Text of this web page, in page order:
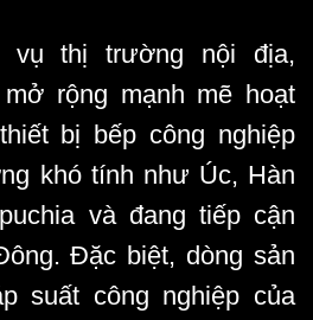
vụ thị trường nội địa,
mở rộng mạnh mẽ hoạt
thiết bị bếp công nghiệp
khó tính như Úc, Hàn
và đang tiếp cận
Đặc biệt, dòng sản
suất công nghiệp của